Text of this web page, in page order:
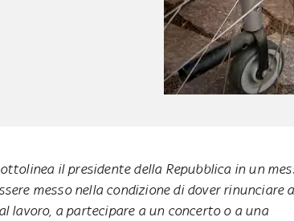
il presidente della Repubblica in un
messo nella condizione di dover rinunciare
lavoro, a partecipare a un concerto o a una